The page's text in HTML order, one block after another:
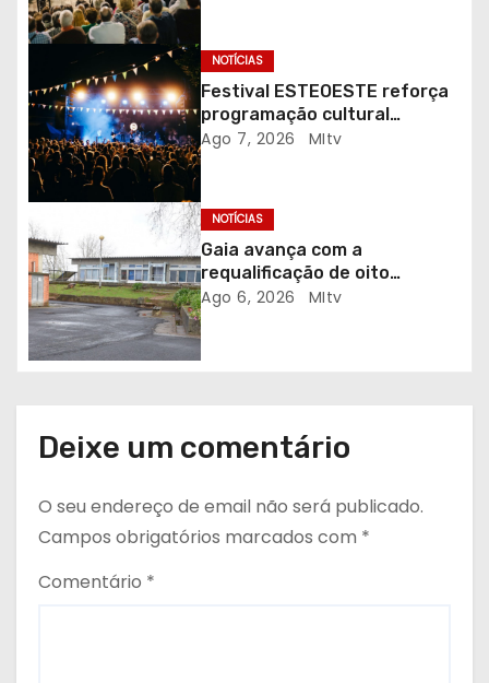
r
i
g
o
s
NOTÍCIAS
Festival ESTEOESTE reforça
programação cultural
gratuita em Braga
Ago 7, 2026 MItv
NOTÍCIAS
Gaia avança com a
requalificação de oito
escolas prioritárias
Ago 6, 2026 MItv
Deixe um comentário
O seu endereço de email não será publicado.
Campos obrigatórios marcados com *
Comentário *